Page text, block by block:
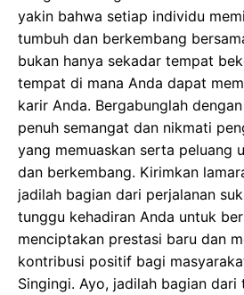
yakin bahwa setiap individu
tumbuh dan berkembang
bukan hanya sekadar tempat
tempat di mana Anda dapat
karir Anda. Bergabunglah
penuh semangat dan nikmati
yang memuaskan serta peluang
dan berkembang. Kirimkan
jadilah bagian dari perjalanan
tunggu kehadiran Anda untuk
menciptakan prestasi baru dan
kontribusi positif bagi
Singingi. Ayo, jadilah bagian